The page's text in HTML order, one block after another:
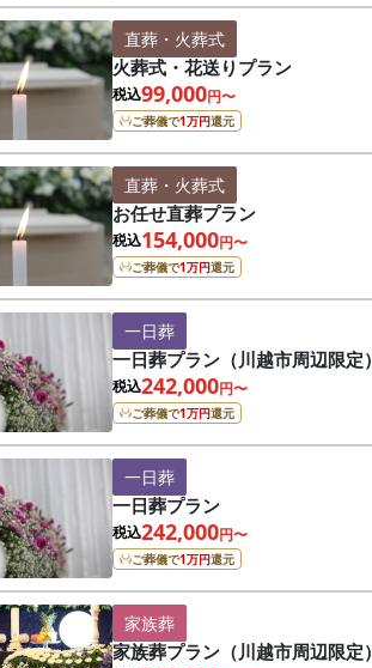
直葬・火葬式
火葬式・花送りプラン
税込99,000円〜
ご葬儀で1万円還元
直葬・火葬式
お任せ直葬プラン
税込154,000円〜
ご葬儀で1万円還元
一日葬
一日葬プラン（川越市周辺限定）
税込242,000円〜
ご葬儀で1万円還元
一日葬
一日葬プラン
税込242,000円〜
ご葬儀で1万円還元
家族葬
家族葬プラン（川越市周辺限定）